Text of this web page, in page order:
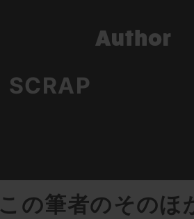
SCRAP
この筆者のそのほ